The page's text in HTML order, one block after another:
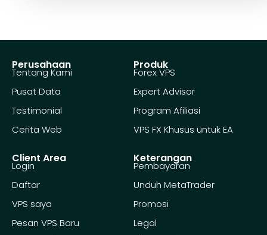
Perusahaan
Tentang Kami
Pusat Data
Testimonial
Cerita Web
Produk
Forex VPS
Expert Advisor
Program Afiliasi
VPS FX Khusus untuk EA
Client Area
Login
Daftar
VPS saya
Pesan VPS Baru
Keterangan
Pembayaran
Unduh MetaTrader
Promosi
Legal